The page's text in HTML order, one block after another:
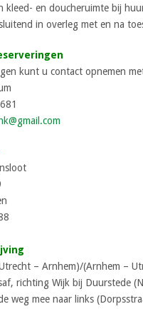
kleed- en doucheruimte bij
in overleg met en na
kunt u contact opnemen
– Arnhem)/(Arnhem –
richting Wijk bij Duurstede
weg mee naar links